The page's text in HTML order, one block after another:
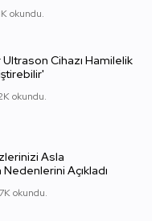
okundu.
Cihazı Hamilelik
okundu.
Asla
Nedenlerini Açıkladı
okundu.